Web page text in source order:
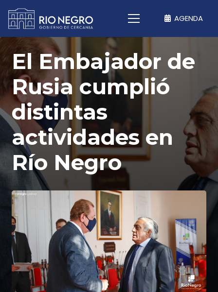
AGENDA
El Embajador de
Rusia cumplió
distintas
actividades en
Río Negro